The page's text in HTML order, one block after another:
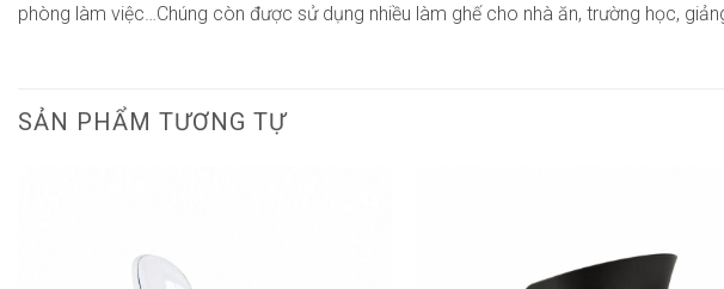
phòng làm việc…Chúng còn được sử dụng nhiều làm ghế cho nhà ăn, trường học,
SẢN PHẨM TƯƠNG TỰ